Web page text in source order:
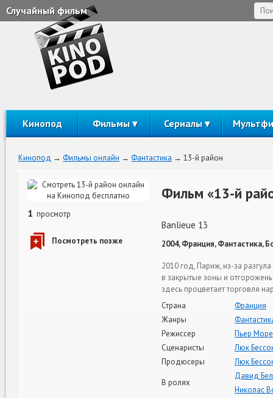
Случайный фильм
Кинопод Фильмы Сериалы
Кинопод Фильмы онлайн Фантастика 13-й район
1 просмотр
Фильм «13-й
Banlieue 13
2004, Франция, Фантастика,
2010 год, Париж, из-за
в закрытые зоны и
здесь процветает торговля
Страна
Франция
Жанры
Режиссер
Пьер
Сценаристы
Люк
Продюсеры
Люк
В ролях
Давид
Николас